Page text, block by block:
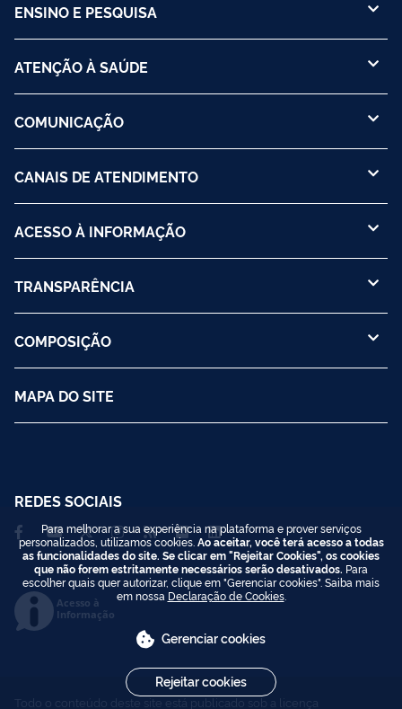
ENSINO E PESQUISA
ATENÇÃO À SAÚDE
COMUNICAÇÃO
CANAIS DE ATENDIMENTO
ACESSO À INFORMAÇÃO
TRANSPARÊNCIA
COMPOSIÇÃO
MAPA DO SITE
REDES SOCIAIS
Acesso à
Informação
Todo o conteúdo deste site está publicado sob a licença
Para melhorar a sua experiência na plataforma e prover serviços
personalizados, utilizamos cookies. Ao aceitar, você terá acesso a todas
as funcionalidades do site. Se clicar em "Rejeitar Cookies", os cookies
que não forem estritamente necessários serão desativados. Para
escolher quais quer autorizar, clique em "Gerenciar cookies". Saiba mais
em nossa Declaração de Cookies.
Gerenciar cookies
Rejeitar cookies